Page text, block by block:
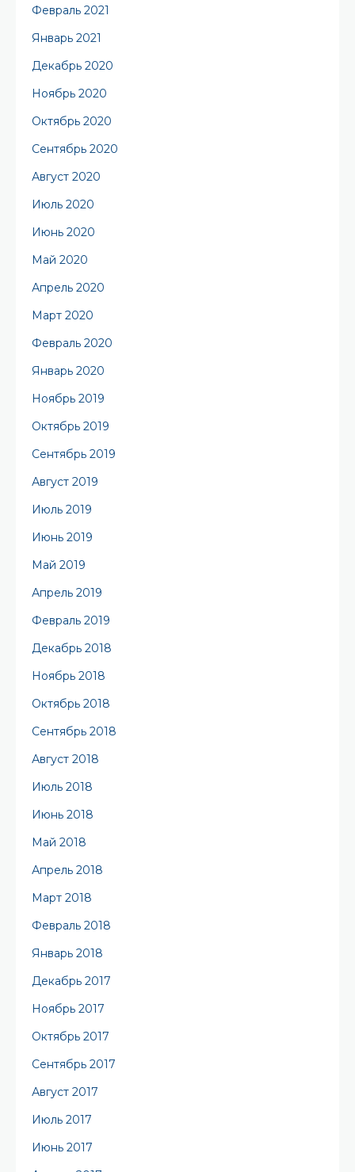
Февраль 2021
Январь 2021
Декабрь 2020
Ноябрь 2020
Октябрь 2020
Сентябрь 2020
Август 2020
Июль 2020
Июнь 2020
Май 2020
Апрель 2020
Март 2020
Февраль 2020
Январь 2020
Ноябрь 2019
Октябрь 2019
Сентябрь 2019
Август 2019
Июль 2019
Июнь 2019
Май 2019
Апрель 2019
Февраль 2019
Декабрь 2018
Ноябрь 2018
Октябрь 2018
Сентябрь 2018
Август 2018
Июль 2018
Июнь 2018
Май 2018
Апрель 2018
Март 2018
Февраль 2018
Январь 2018
Декабрь 2017
Ноябрь 2017
Октябрь 2017
Сентябрь 2017
Август 2017
Июль 2017
Июнь 2017